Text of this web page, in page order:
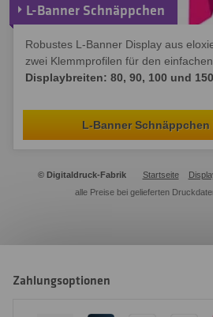
L-Banner Schnäppchen
Robustes L-Banner Display aus
zwei Klemmprofilen für den
Displaybreiten: 80, 90, 100 und
L-Banner
© Digitaldruck-Fabrik Startseite
alle Preise bei gelieferten
Zahlungsoptionen